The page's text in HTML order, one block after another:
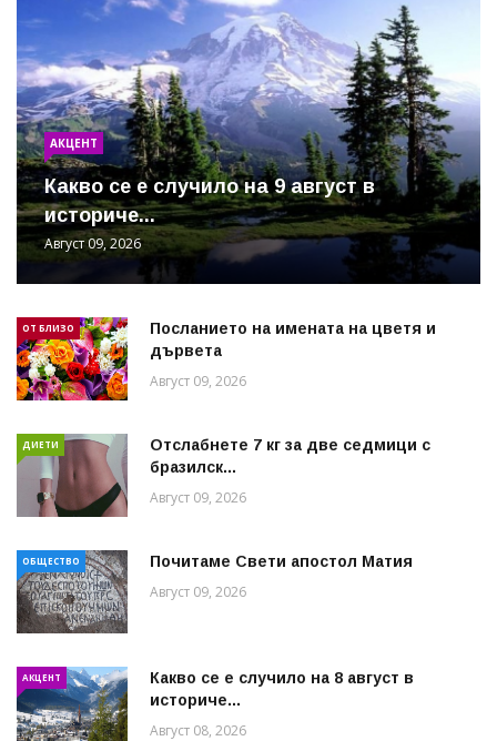
АКЦЕНТ
Какво се е случило на 9 август в
историче...
Август 09, 2026
ОТ БЛИЗО
Посланието на имената на цветя и
дървета
Август 09, 2026
ДИЕТИ
Отслабнете 7 кг за две седмици с
бразилск...
Август 09, 2026
ОБЩЕСТВО Почитаме Свети апостол Матия
Август 09, 2026
АКЦЕНТ
Какво се е случило на 8 август в
историче...
Август 08, 2026